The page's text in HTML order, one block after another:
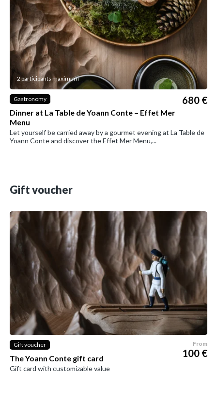
2 participants maximum
Gastronomy
Dinner at La Table de Yoann Conte – Effet Mer
Menu
680 €
Let yourself be carried away by a gourmet evening at La Table de
Yoann Conte and discover the Effet Mer Menu,...
Gift voucher
Gift voucher
The Yoann Conte gift card
From
100 €
Gift card with customizable value